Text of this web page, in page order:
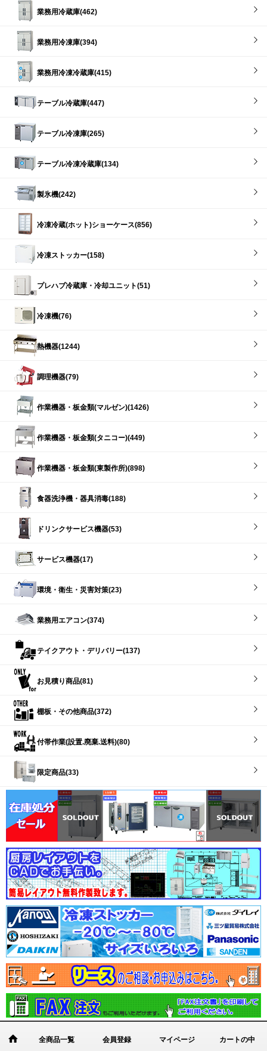
業務用冷蔵庫(462)
業務用冷凍庫(394)
業務用冷凍冷蔵庫(415)
テーブル冷蔵庫(447)
テーブル冷凍庫(265)
テーブル冷凍冷蔵庫(134)
製氷機(242)
冷凍冷蔵(ホット)ショーケース(856)
冷凍ストッカー(158)
プレハブ冷蔵庫・冷却ユニット(51)
冷凍機(76)
熱機器(1244)
調理機器(79)
作業機器・板金類(マルゼン)(1426)
作業機器・板金類(タニコー)(449)
作業機器・板金類(東製作所)(898)
食器洗浄機・器具消毒(188)
ドリンクサービス機器(53)
サービス機器(17)
環境・衛生・災害対策(23)
業務用エアコン(374)
テイクアウト・デリバリー(137)
お見積り商品(81)
棚板・その他商品(372)
付帯作業(設置.廃棄.送料)(80)
限定商品(33)
全商品一覧 会員登録 マイページ カートの中